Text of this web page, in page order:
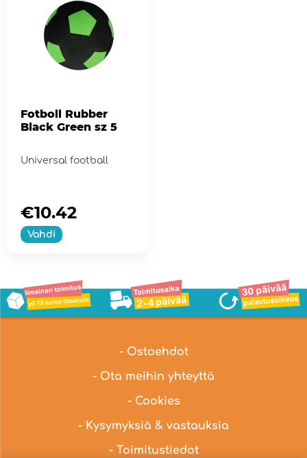
Fotboll Rubber
Black Green sz 5
Universal football
Vahdi
€10.42
- Ostoehdot
- Ota meihin yhteyttä
- Cookies
- Kysymyksiä & vastauksia
- Toimitustiedot